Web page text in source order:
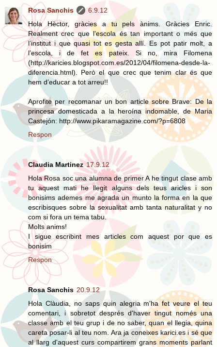
Rosa Sanchis
6.9.12
Hola Hèctor, gràcies a tu pels ànims. Gràcies Enric.
Realment crec que l’escola és tan important o més que
l’institut i que quasi tot es gesta allí. Es pot patir molt, a
l’escola, i de fet es pateix. Si no, mira Filomena
(http://karicies.blogspot.com.es/2012/04/filomena-desde-la-
diferencia.html). Però el que crec que tenim clar és que
hem d’educar a tot arreu!!
Aprofite per recomanar un bon article sobre Brave: De la
princesa domesticada a la heroína indomable, de Maria
Castejón: http://www.pikaramagazine.com/?p=6808
Respon
Claudia Martinez 17.9.12
Hola Rosa soc una alumna de primer A he tingut clase amb
tu aquest mati he llegit alguns dels teus aricles i son
bonisims ademes me agrada un munto la forma en la que
escribisques sobre la sexualitat amb tanta naturalitat y no
com si fora un tema tabu.
Molts anims!
I sigue escribint mes articles com aquest por que es
bonisim
Respon
Rosa Sanchis 20.9.12
Hola Clàudia, no saps quin alegria m'ha fet veure el teu
comentari, i sobretot després d'haver tingut només una
classe amb el teu grup i de no saber, quan el llegia, quina
careta posar-li al teu nom. Ara ja coneixes karici.es i sé que
al llarg d'aquest curs compartirem grans moments parlant